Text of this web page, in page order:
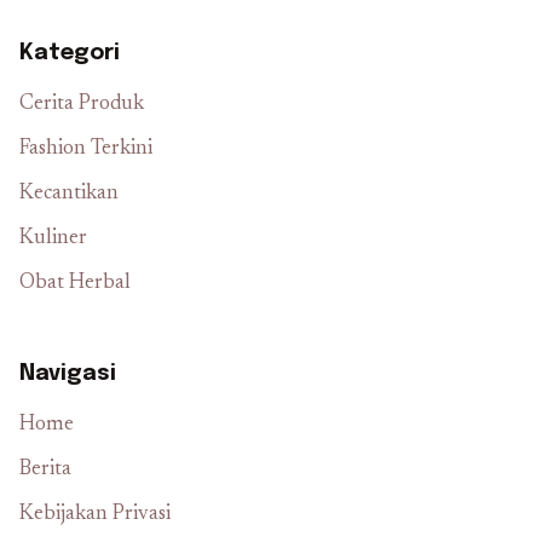
Kategori
Cerita Produk
Fashion Terkini
Kecantikan
Kuliner
Obat Herbal
Navigasi
Home
Berita
Kebijakan Privasi